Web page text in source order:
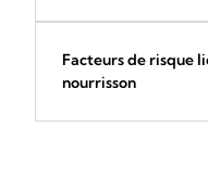
Facteurs de risque
nourrisson